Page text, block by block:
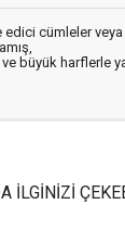
cümleler veya
büyük harflerle
İLGİNİZİ